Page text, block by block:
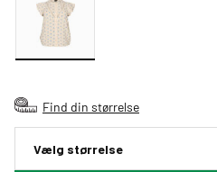
Find din størrelse
Vælg størrelse